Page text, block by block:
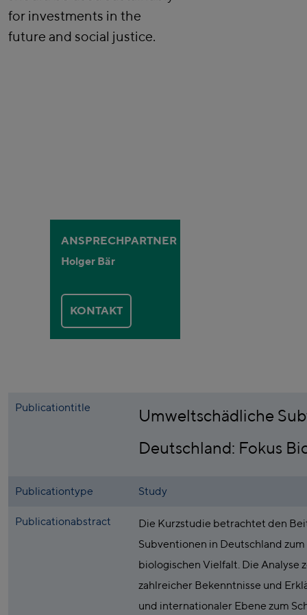
for investments in the
future and social justice.
ANSPRECHPARTNER
Holger Bär
KONTAKT
Publicationtitle
Umweltschädliche
Deutschland: Fokus
Publicationtype Study
Publicationabstract
Die Kurzstudie betrachtet den
Subventionen in Deutschland
biologischen Vielfalt. Die Analyse
zahlreicher Bekenntnisse und
und internationaler Ebene zum